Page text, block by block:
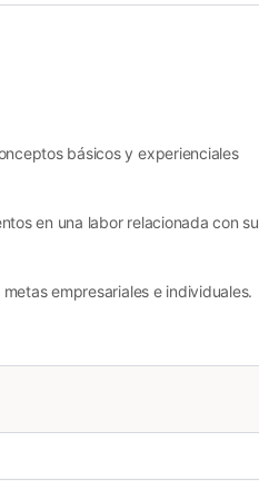
básicos y experienciales
en una labor relacionada con su
empresariales e individuales.